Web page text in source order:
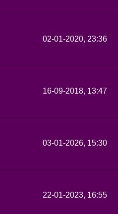
02-01-2020, 23:36
16-09-2018, 13:47
03-01-2026, 15:30
22-01-2023, 16:55